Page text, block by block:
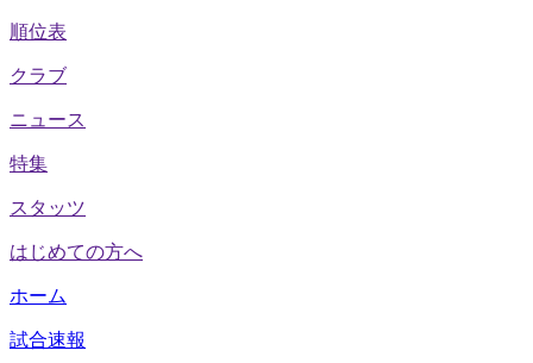
順位表
クラブ
ニュース
特集
スタッツ
はじめての方へ
ホーム
試合速報